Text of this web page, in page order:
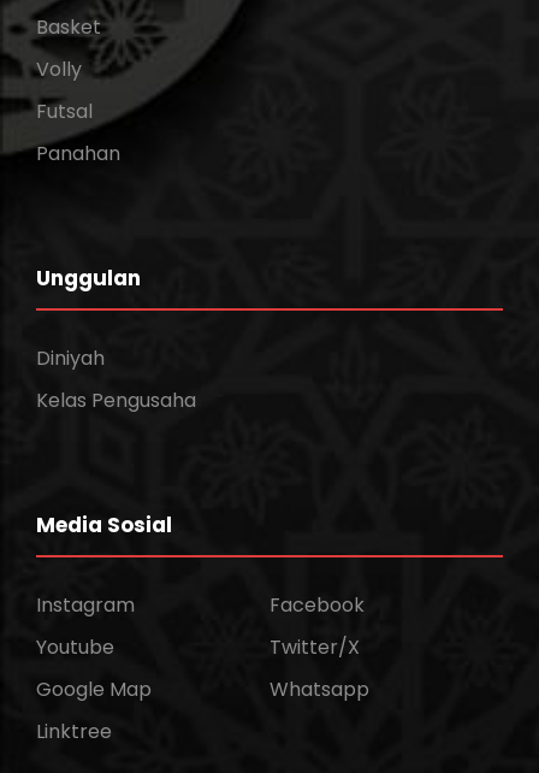
Basket
Volly
Futsal
Panahan
Unggulan
Diniyah
Kelas Pengusaha
Media Sosial
Instagram
Facebook
Youtube
Twitter/X
Google Map
Whatsapp
Linktree